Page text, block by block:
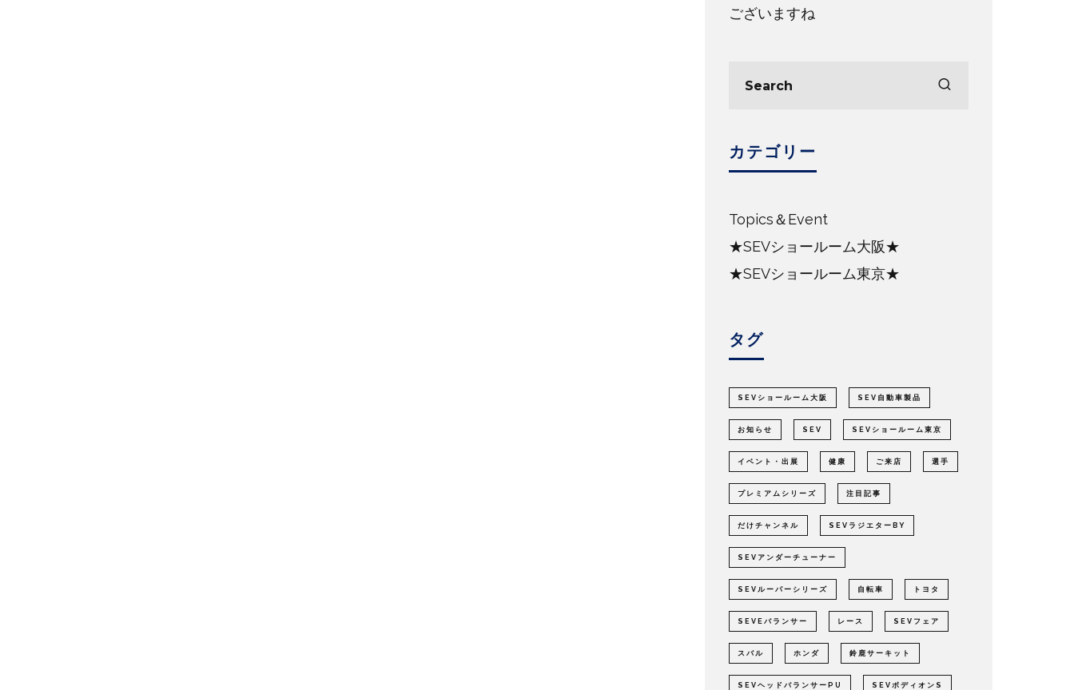
ございますね
カテゴリー
Topics＆Event
★SEVショールーム大阪★
★SEVショールーム東京★
タグ
SEVショールーム大阪 SEV自動車製品
お知らせ SEV SEVショールーム東京
イベント・出展 健康 ご来店 選手
プレミアムシリーズ 注目記事
だけチャンネル SEVラジエターBY
SEVアンダーチューナー
SEVルーパーシリーズ 自転車 トヨタ
SEVEバランサー レース SEVフェア
スバル ホンダ 鈴鹿サーキット
SEVヘッドバランサーPU SEVボディオンS